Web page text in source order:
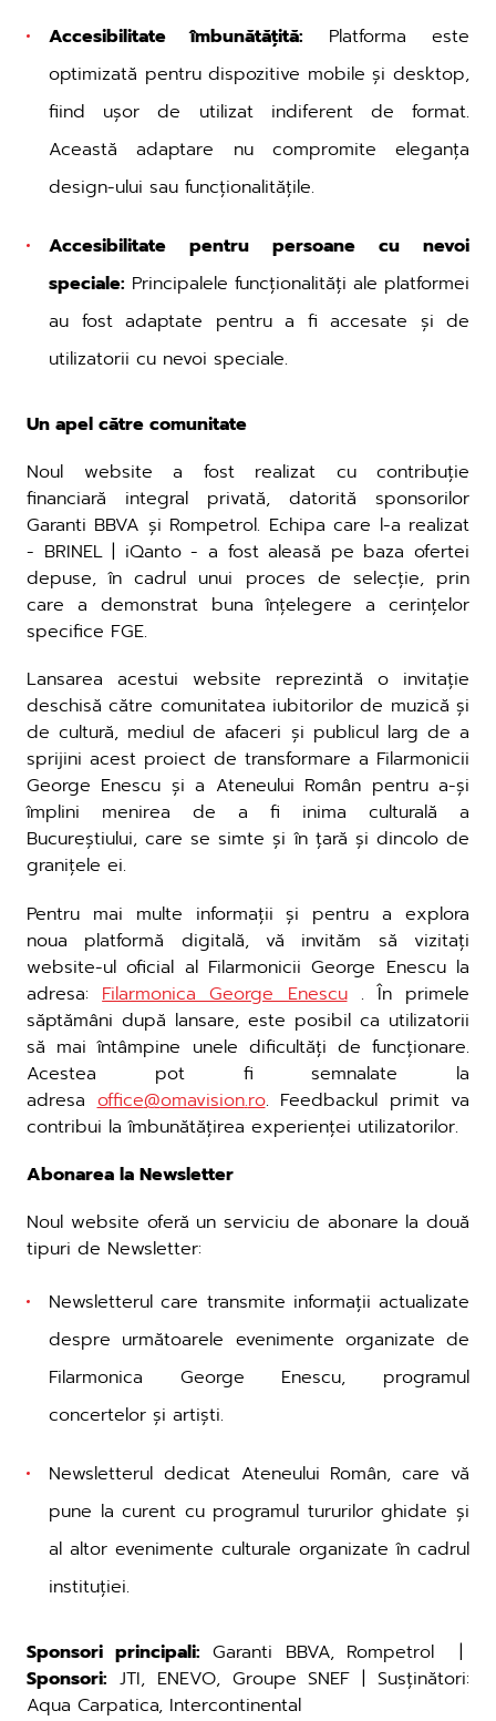
Accesibilitate îmbunătățită: Platforma este
optimizată pentru dispozitive mobile și desktop,
fiind ușor de utilizat indiferent de format.
Această adaptare nu compromite eleganța
design-ului sau funcționalitățile.
Accesibilitate pentru persoane cu nevoi
speciale: Principalele funcționalități ale platformei
au fost adaptate pentru a fi accesate și de
utilizatorii cu nevoi speciale.
Un apel către comunitate
Noul website a fost realizat cu contribuție
financiară integral privată, datorită sponsorilor
Garanti BBVA și Rompetrol. Echipa care l-a realizat
- BRINEL | iQanto - a fost aleasă pe baza ofertei
depuse, în cadrul unui proces de selecție, prin
care a demonstrat buna înțelegere a cerințelor
specifice FGE.
Lansarea acestui website reprezintă o invitație
deschisă către comunitatea iubitorilor de muzică și
de cultură, mediul de afaceri și publicul larg de a
sprijini acest proiect de transformare a Filarmonicii
George Enescu și a Ateneului Român pentru a-și
împlini menirea de a fi inima culturală a
Bucureștiului, care se simte și în țară și dincolo de
granițele ei.
Pentru mai multe informații și pentru a explora
noua platformă digitală, vă invităm să vizitați
website-ul oficial al Filarmonicii George Enescu la
adresa: Filarmonica George Enescu. În primele
săptămâni după lansare, este posibil ca utilizatorii
să mai întâmpine unele dificultăți de funcționare.
Acestea pot fi semnalate la
adresa office@omavision.ro. Feedbackul primit va
contribui la îmbunătățirea experienței utilizatorilor.
Abonarea la Newsletter
Noul website oferă un serviciu de abonare la două
tipuri de Newsletter:
Newsletterul care transmite informații actualizate
despre următoarele evenimente organizate de
Filarmonica George Enescu, programul
concertelor și artiști.
Newsletterul dedicat Ateneului Român, care vă
pune la curent cu programul tururilor ghidate și
al altor evenimente culturale organizate în cadrul
instituției.
Sponsori principali: Garanti BBVA, Rompetrol |
Sponsori: JTI, ENEVO, Groupe SNEF | Susținători:
Aqua Carpatica, Intercontinental